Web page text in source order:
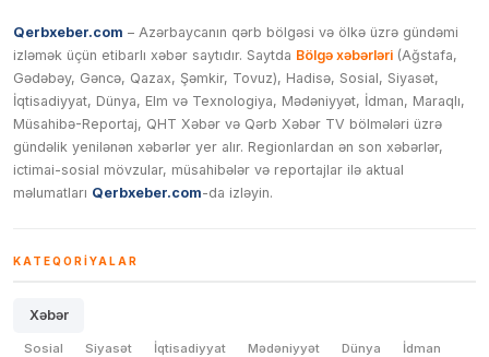
Qerbxeber.com – Azərbaycanın qərb bölgəsi və ölkə üzrə gündəmi
izləmək üçün etibarlı xəbər saytıdır. Saytda Bölgə xəbərləri (Ağstafa,
Gədəbəy, Gəncə, Qazax, Şəmkir, Tovuz), Hadisə, Sosial, Siyasət,
İqtisadiyyat, Dünya, Elm və Texnologiya, Mədəniyyət, İdman, Maraqlı,
Müsahibə-Reportaj, QHT Xəbər və Qərb Xəbər TV bölmələri üzrə
gündəlik yenilənən xəbərlər yer alır. Regionlardan ən son xəbərlər,
ictimai-sosial mövzular, müsahibələr və reportajlar ilə aktual
məlumatları Qerbxeber.com-da izləyin.
KATEQORIYALAR
Xəbər
Sosial Siyasət İqtisadiyyat Mədəniyyət Dünya İdman